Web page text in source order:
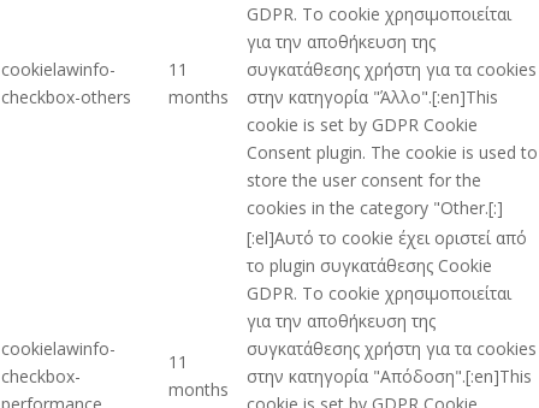
cookielawinfo-
checkbox-others
11
months
GDPR. Το cookie χρησιμοποιείται
για την αποθήκευση της
συγκατάθεσης χρήστη για τα cookies
στην κατηγορία "Άλλο".[:en]This
cookie is set by GDPR Cookie
Consent plugin. The cookie is used to
store the user consent for the
cookies in the category "Other.[:]
cookielawinfo-
checkbox-
11
months
[:el]Αυτό το cookie έχει οριστεί από
το plugin συγκατάθεσης Cookie
GDPR. Το cookie χρησιμοποιείται
για την αποθήκευση της
συγκατάθεσης χρήστη για τα cookies
στην κατηγορία "Απόδοση".[:en]This